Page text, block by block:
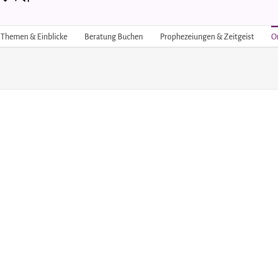
Themen & Einblicke Beratung Buchen Prophezeiungen & Zeitgeist